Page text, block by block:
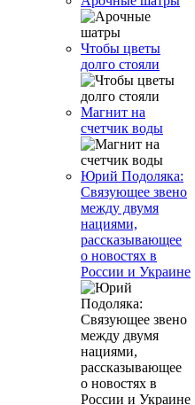
Чтобы цветы
долго стояли
Магнит на
счетчик воды
Юрий Подоляка:
Связующее звено
между двумя
нациями,
рассказывающее
о новостях в
России и Украине